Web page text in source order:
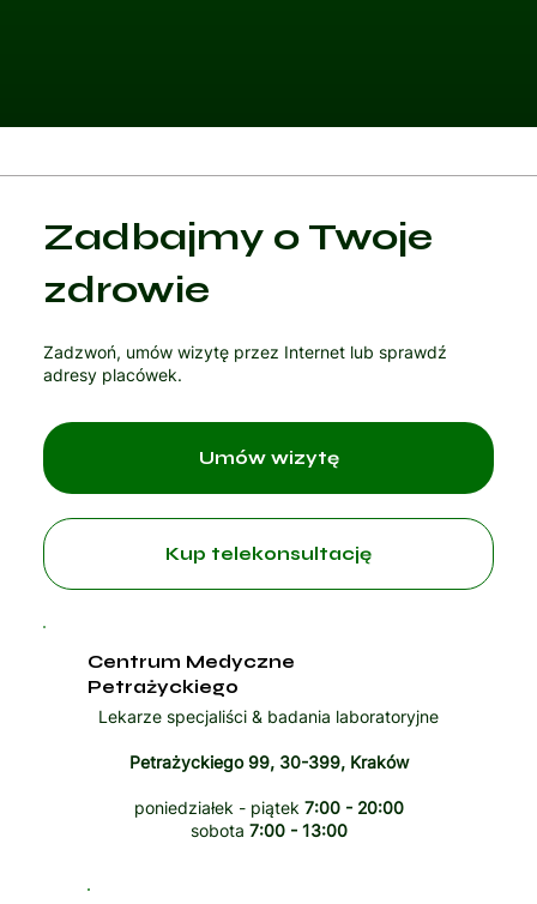
Zadbajmy o Twoje
zdrowie
Zadzwoń, umów wizytę przez Internet lub sprawdź
adresy placówek.
Kup telekonsultację
Centrum Medyczne
Petrażyckiego
Lekarze specjaliści & badania laboratoryjne
Petrażyckiego 99, 30-399, Kraków
poniedziałek - piątek 7:00 - 20:00
sobota 7:00 - 13:00
Umów wizytę